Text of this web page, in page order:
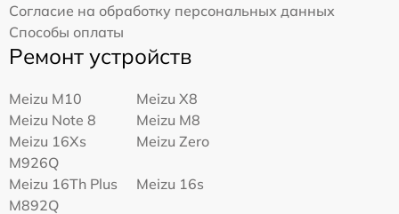
Согласие на обработку персональных данных
Способы оплаты
Ремонт устройств
Meizu M10
Meizu X8
Meizu Note 8
Meizu M8
Meizu 16Xs
M926Q
Meizu Zero
Meizu 16Th Plus
M892Q
Meizu 16s